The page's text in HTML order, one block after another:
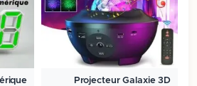
Projecteur Galaxie 3D